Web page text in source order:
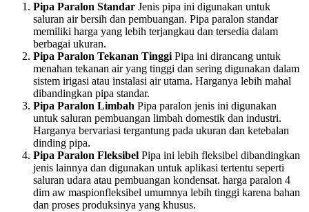
Pipa Paralon Standar Jenis pipa ini digunakan untuk
saluran air bersih dan pembuangan. Pipa paralon standar
memiliki harga yang lebih terjangkau dan tersedia dalam
berbagai ukuran.
Pipa Paralon Tekanan Tinggi Pipa ini dirancang untuk
menahan tekanan air yang tinggi dan sering digunakan dalam
sistem irigasi atau instalasi air utama. Harganya lebih mahal
dibandingkan pipa standar.
Pipa Paralon Limbah Pipa paralon jenis ini digunakan
untuk saluran pembuangan limbah domestik dan industri.
Harganya bervariasi tergantung pada ukuran dan ketebalan
dinding pipa.
Pipa Paralon Fleksibel Pipa ini lebih fleksibel dibandingkan
jenis lainnya dan digunakan untuk aplikasi tertentu seperti
saluran udara atau pembuangan kondensat. harga paralon 4
dim aw maspionfleksibel umumnya lebih tinggi karena bahan
dan proses produksinya yang khusus.